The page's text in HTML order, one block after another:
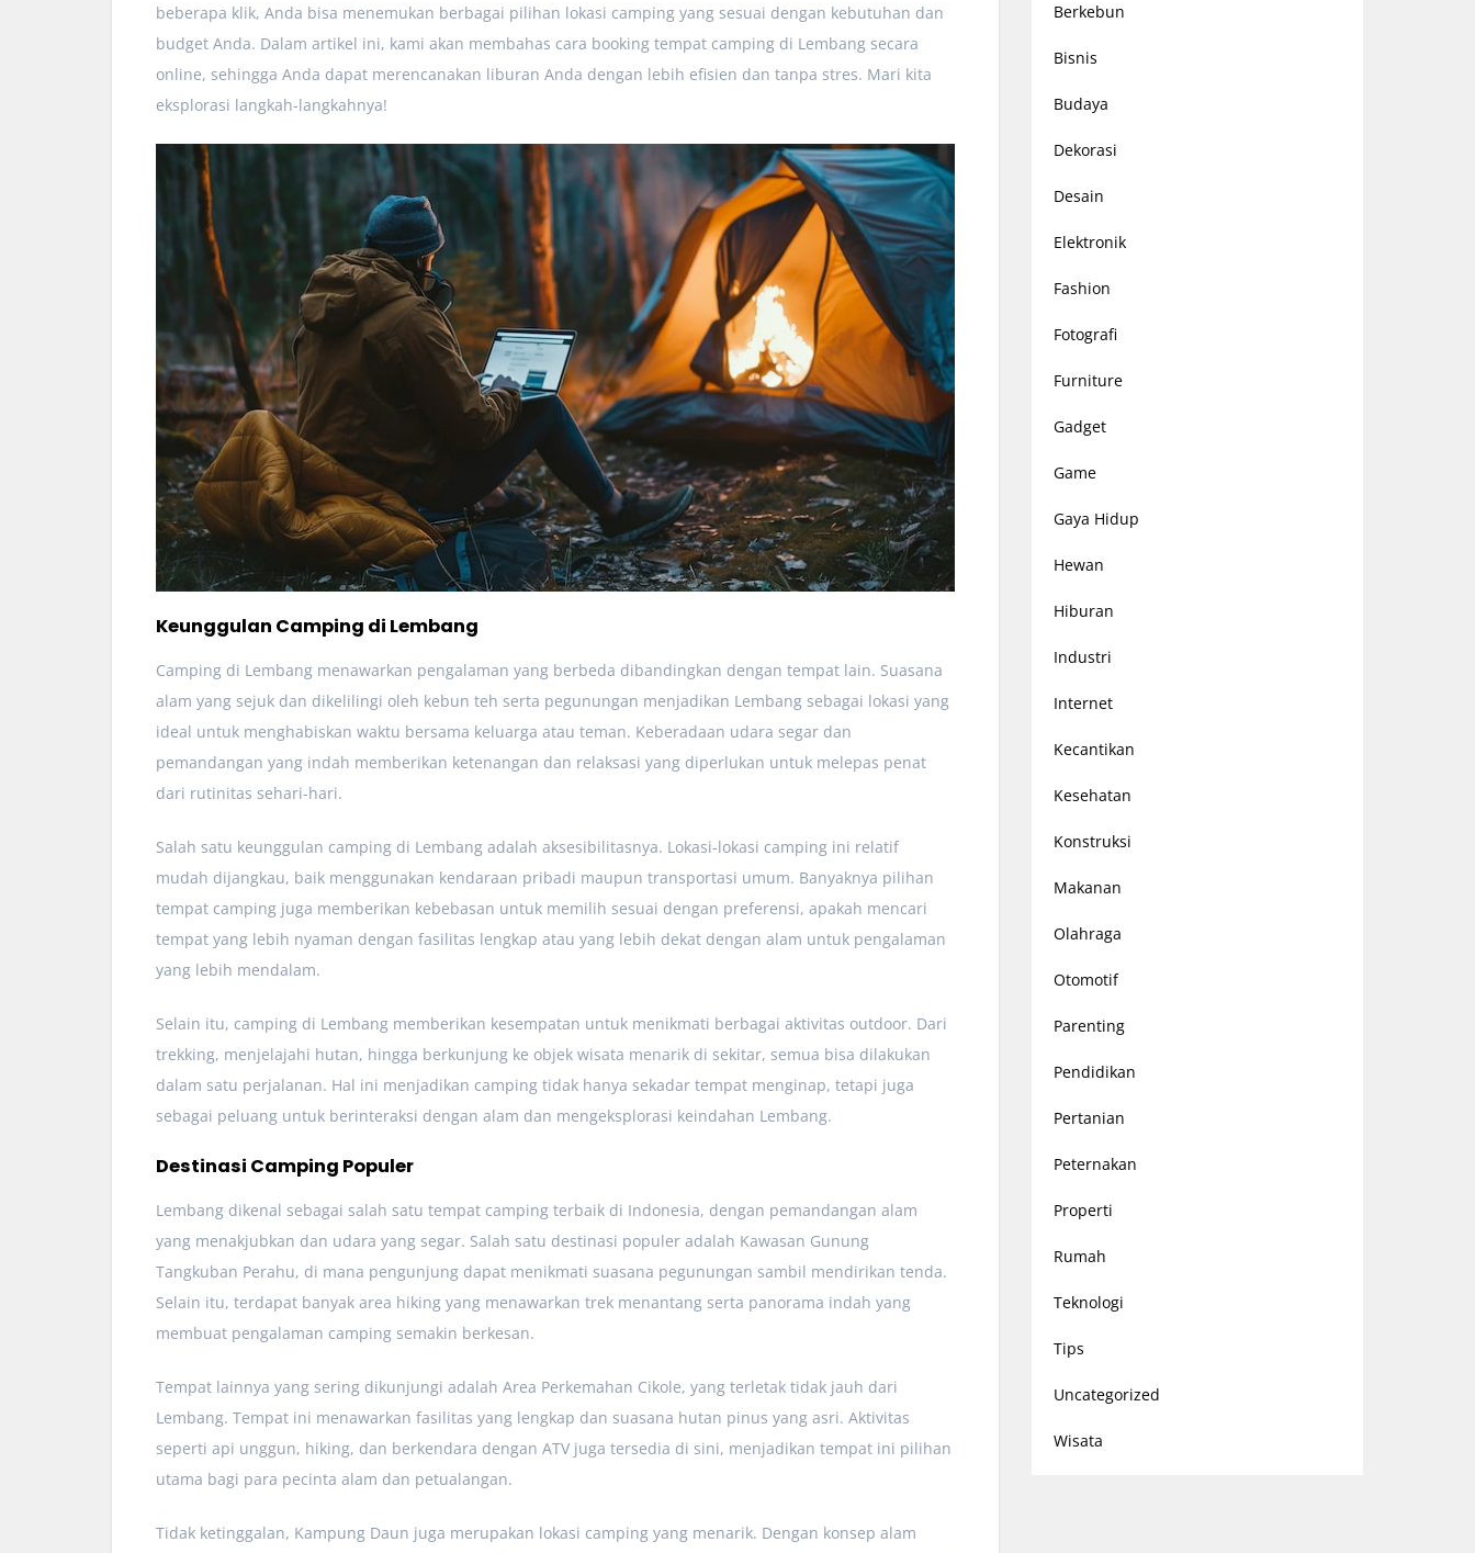
beberapa klik, Anda bisa menemukan berbagai pilihan lokasi camping yang sesuai dengan kebutuhan dan
budget Anda. Dalam artikel ini, kami akan membahas cara booking tempat camping di Lembang secara
online, sehingga Anda dapat merencanakan liburan Anda dengan lebih efisien dan tanpa stres. Mari kita
eksplorasi langkah-langkahnya!
Keunggulan Camping di Lembang
Camping di Lembang menawarkan pengalaman yang berbeda dibandingkan dengan tempat lain. Suasana
alam yang sejuk dan dikelilingi oleh kebun teh serta pegunungan menjadikan Lembang sebagai lokasi yang
ideal untuk menghabiskan waktu bersama keluarga atau teman. Keberadaan udara segar dan
pemandangan yang indah memberikan ketenangan dan relaksasi yang diperlukan untuk melepas penat
dari rutinitas sehari-hari.
Salah satu keunggulan camping di Lembang adalah aksesibilitasnya. Lokasi-lokasi camping ini relatif
mudah dijangkau, baik menggunakan kendaraan pribadi maupun transportasi umum. Banyaknya pilihan
tempat camping juga memberikan kebebasan untuk memilih sesuai dengan preferensi, apakah mencari
tempat yang lebih nyaman dengan fasilitas lengkap atau yang lebih dekat dengan alam untuk pengalaman
yang lebih mendalam.
Selain itu, camping di Lembang memberikan kesempatan untuk menikmati berbagai aktivitas outdoor. Dari
trekking, menjelajahi hutan, hingga berkunjung ke objek wisata menarik di sekitar, semua bisa dilakukan
dalam satu perjalanan. Hal ini menjadikan camping tidak hanya sekadar tempat menginap, tetapi juga
sebagai peluang untuk berinteraksi dengan alam dan mengeksplorasi keindahan Lembang.
Destinasi Camping Populer
Lembang dikenal sebagai salah satu tempat camping terbaik di Indonesia, dengan pemandangan alam
yang menakjubkan dan udara yang segar. Salah satu destinasi populer adalah Kawasan Gunung
Tangkuban Perahu, di mana pengunjung dapat menikmati suasana pegunungan sambil mendirikan tenda.
Selain itu, terdapat banyak area hiking yang menawarkan trek menantang serta panorama indah yang
membuat pengalaman camping semakin berkesan.
Tempat lainnya yang sering dikunjungi adalah Area Perkemahan Cikole, yang terletak tidak jauh dari
Lembang. Tempat ini menawarkan fasilitas yang lengkap dan suasana hutan pinus yang asri. Aktivitas
seperti api unggun, hiking, dan berkendara dengan ATV juga tersedia di sini, menjadikan tempat ini pilihan
utama bagi para pecinta alam dan petualangan.
Tidak ketinggalan, Kampung Daun juga merupakan lokasi camping yang menarik. Dengan konsep alam
Berkebun
Bisnis
Budaya
Dekorasi
Desain
Elektronik
Fashion
Fotografi
Furniture
Gadget
Game
Gaya Hidup
Hewan
Hiburan
Industri
Internet
Kecantikan
Kesehatan
Konstruksi
Makanan
Olahraga
Otomotif
Parenting
Pendidikan
Pertanian
Peternakan
Properti
Rumah
Teknologi
Tips
Uncategorized
Wisata